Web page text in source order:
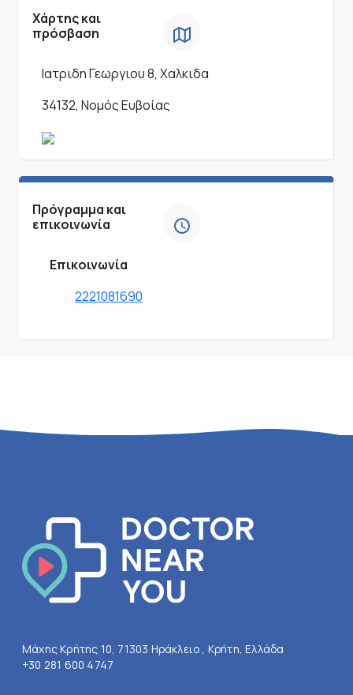
Χάρτης και
πρόσβαση
Ιατριδη Γεωργιου 8, Χαλκιδα
34132, Νομός Ευβοίας
Πρόγραμμα και
επικοινωνία
Επικοινωνία
2221081690
Μάχης Κρήτης 10, 71303 Ηράκλειο , Κρήτη, Ελλάδα
+30 281 600 4747